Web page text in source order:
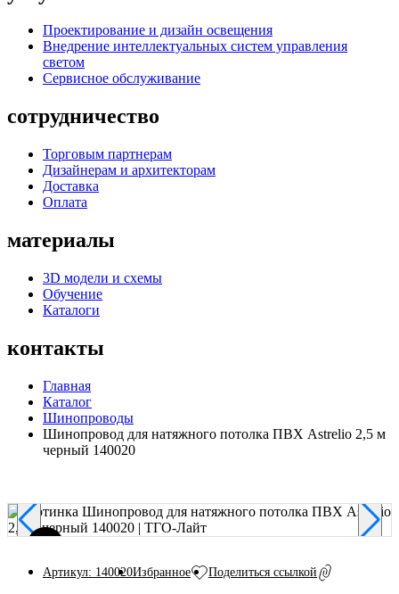
Проектирование и дизайн освещения
Внедрение интеллектуальных систем управления
светом
Сервисное обслуживание
сотрудничество
Торговым партнерам
Дизайнерам и архитекторам
Доставка
Оплата
материалы
3D модели и схемы
Обучение
Каталоги
контакты
Главная
Каталог
Шинопроводы
Шинопровод для натяжного потолка ПВХ Astrelio 2,5 м
черный 140020
Артикул: 140020Избранное Поделиться ссылкой